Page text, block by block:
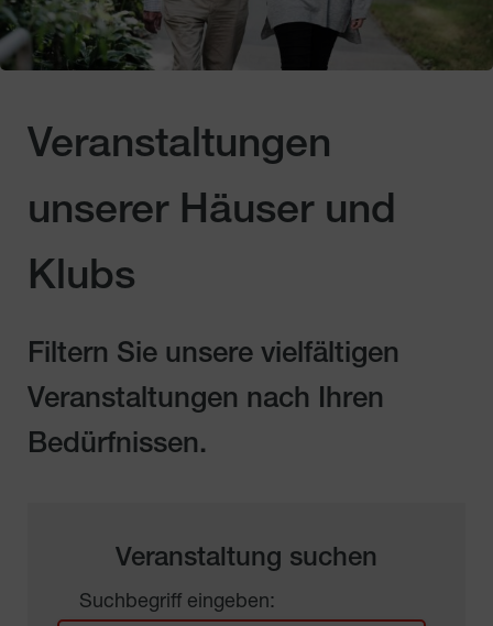
Veranstaltungen
unserer Häuser und
Klubs
Filtern Sie unsere vielfältigen
Veranstaltungen nach Ihren
Bedürfnissen.
Veranstaltung suchen
Suchbegriff eingeben: